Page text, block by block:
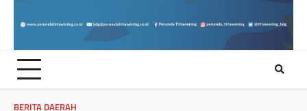
BERITA DAERAH